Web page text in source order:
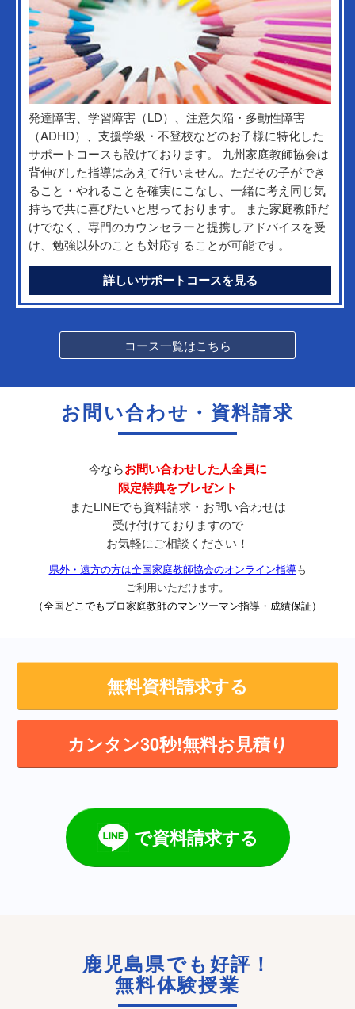
発達障害、学習障害（LD）、注意欠陥・多動性障害
（ADHD）、支援学級・不登校などのお子様に特化した
サポートコースも設けております。 九州家庭教師協会は
背伸びした指導はあえて行いません。ただその子ができ
ること・やれることを確実にこなし、一緒に考え同じ気
持ちで共に喜びたいと思っております。 また家庭教師だ
けでなく、専門のカウンセラーと提携しアドバイスを受
け、勉強以外のことも対応することが可能です。
詳しいサポートコースを見る
コース一覧はこちら
お問い合わせ・資料請求
今ならお問い合わせした人全員に
限定特典をプレゼント
またLINEでも資料請求・お問い合わせは
受け付けておりますので
お気軽にご相談ください！
県外・遠方の方は全国家庭教師協会のオンライン指導も
ご利用いただけます。
（全国どこでもプロ家庭教師のマンツーマン指導・成績保証）
無料資料請求する
カンタン30秒!無料お見積り
で資料請求する
鹿児島県でも好評！
無料体験授業